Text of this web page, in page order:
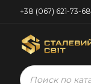
+38 (067) 621-73-68
Products
search